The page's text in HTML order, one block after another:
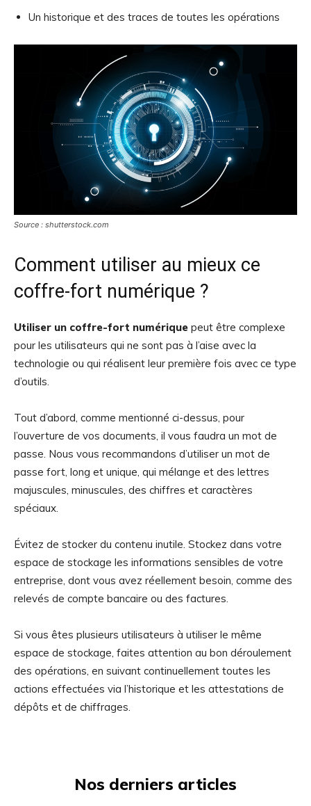
Un historique et des traces de toutes les opérations
Source : shutterstock.com
Comment utiliser au mieux ce
coffre-fort numérique ?
Utiliser un coffre-fort numérique peut être complexe
pour les utilisateurs qui ne sont pas à l’aise avec la
technologie ou qui réalisent leur première fois avec ce type
d’outils.
Tout d’abord, comme mentionné ci-dessus, pour
l’ouverture de vos documents, il vous faudra un mot de
passe. Nous vous recommandons d’utiliser un mot de
passe fort, long et unique, qui mélange et des lettres
majuscules, minuscules, des chiffres et caractères
spéciaux.
Évitez de stocker du contenu inutile. Stockez dans votre
espace de stockage les informations sensibles de votre
entreprise, dont vous avez réellement besoin, comme des
relevés de compte bancaire ou des factures.
Si vous êtes plusieurs utilisateurs à utiliser le même
espace de stockage, faites attention au bon déroulement
des opérations, en suivant continuellement toutes les
actions effectuées via l’historique et les attestations de
dépôts et de chiffrages.
Nos derniers articles